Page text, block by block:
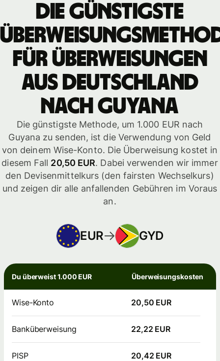
Die günstigste
für Überweisungen
aus Deutschland
nach Guyana
Die günstigste Methode, um 1.000 EUR nach
Guyana zu senden, ist die Verwendung von Geld
von deinem Wise-Konto. Die Überweisung kostet in
diesem Fall 20,50 EUR. Dabei verwenden wir immer
den Devisenmittelkurs (den fairsten Wechselkurs)
und zeigen dir alle anfallenden Gebühren im Voraus
an.
EUR GYD
Du überweist 1.000 EUR Überweisungskosten
Wise-Konto 20,50 EUR
Banküberweisung 22,22 EUR
PISP 20,42 EUR